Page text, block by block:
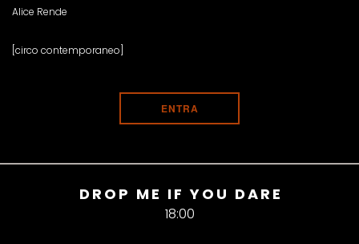
Alice Rende
[circo contemporaneo]
ENTRA
DROP ME IF YOU DARE
18:00